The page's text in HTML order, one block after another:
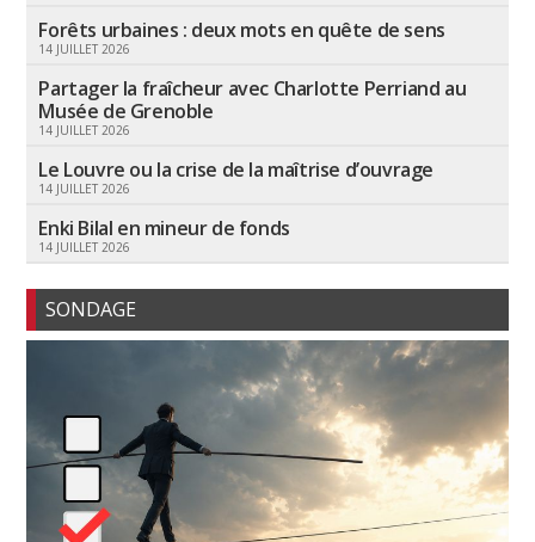
Forêts urbaines : deux mots en quête de sens
14 JUILLET 2026
Partager la fraîcheur avec Charlotte Perriand au
Musée de Grenoble
14 JUILLET 2026
Le Louvre ou la crise de la maîtrise d’ouvrage
14 JUILLET 2026
Enki Bilal en mineur de fonds
14 JUILLET 2026
SONDAGE